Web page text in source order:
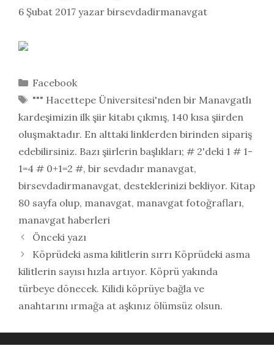
6 Şubat 2017 yazar birsevdadirmanavgat
Kategoriler
Facebook
Etiketler
""" Hacettepe Üniversitesi'nden bir Manavgatlı
kardeşimizin ilk şiir kitabı çıkmış, 140 kısa şiirden
oluşmaktadır. En alttaki linklerden birinden sipariş
edebilirsiniz. Bazı şiirlerin başlıkları; # 2'deki 1 # 1-
1=4 # 0+1=2 #, bir sevdadır manavgat,
birsevdadirmanavgat, desteklerinizi bekliyor. Kitap
80 sayfa olup, manavgat, manavgat fotoğrafları,
manavgat haberleri
Önceki yazı
Köprüdeki asma kilitlerin sırrı Köprüdeki asma
kilitlerin sayısı hızla artıyor. Köprü yakında
türbeye dönecek. Kilidi köprüye bağla ve
anahtarını ırmağa at aşkınız ölümsüz olsun.